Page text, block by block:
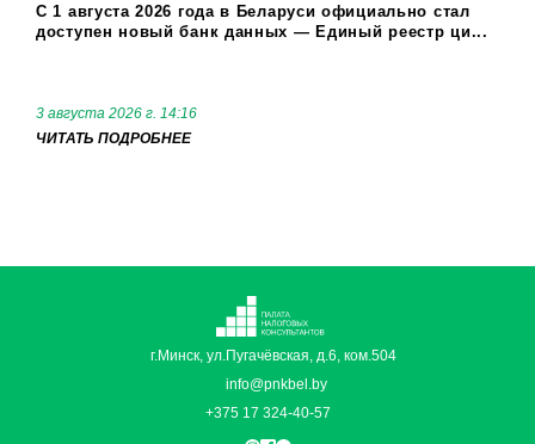
С 1 августа 2026 года в Беларуси официально стал
доступен новый банк данных — Единый реестр ци...
3 августа 2026 г. 14:16
ЧИТАТЬ ПОДРОБНЕЕ
г.Минск, ул.Пугачёвская, д.6, ком.504
info@pnkbel.by
+375 17 324-40-57